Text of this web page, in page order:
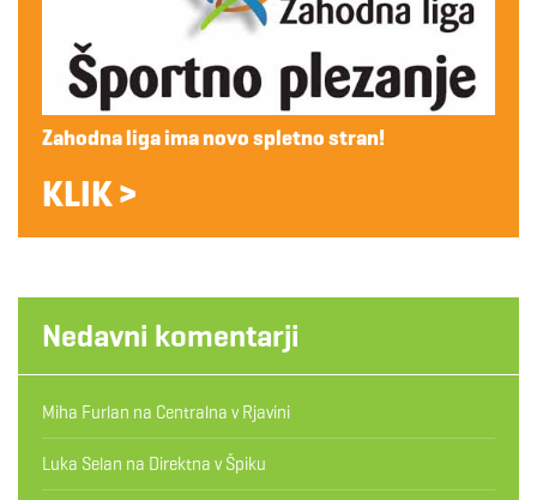
Zahodna liga ima novo spletno stran!
KLIK >
Nedavni komentarji
Miha Furlan na Centralna v Rjavini
Luka Selan na Direktna v Špiku